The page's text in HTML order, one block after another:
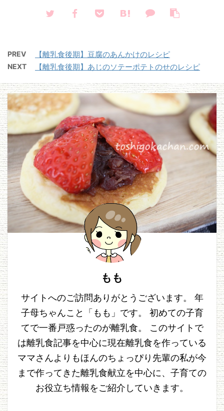
PREV 【離乳食後期】豆腐のあんかけのレシピ
NEXT 【離乳食後期】あじのソテーポテトのせのレシピ
もも
サイトへのご訪問ありがとうございます。 年
子母ちゃんこと「もも」です。 初めての子育
てで一番戸惑ったのが離乳食。 このサイトで
は離乳食記事を中心に現在離乳食を作っている
ママさんよりもほんのちょっぴり先輩の私が今
まで作ってきた離乳食献立を中心に、子育ての
お役立ち情報をご紹介していきます。